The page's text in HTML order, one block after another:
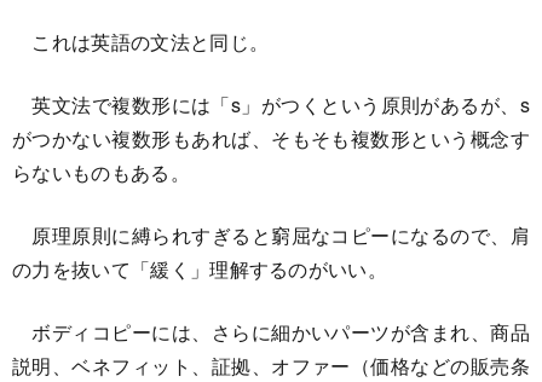
これは英語の文法と同じ。
英文法で複数形には「s」がつくという原則があるが、s
がつかない複数形もあれば、そもそも複数形という概念す
らないものもある。
原理原則に縛られすぎると窮屈なコピーになるので、肩
の力を抜いて「緩く」理解するのがいい。
ボディコピーには、さらに細かいパーツが含まれ、商品
説明、ベネフィット、証拠、オファー（価格などの販売条